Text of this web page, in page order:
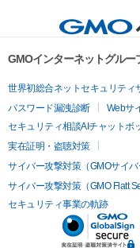
GMOインターネットグル
世界初総合ネットセキュリティ
パスワード漏洩診断
Webサ
セキュリティ相談AIチャットボ
実在証明・盗聴対策
サイバー攻撃対策（GMOサイバ
サイバー攻撃対策（GMO Flatt
セキュリティ事業の軌跡